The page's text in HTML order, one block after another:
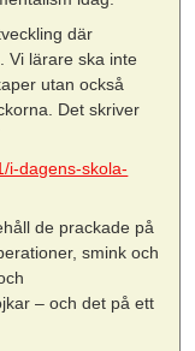
där
Vi lärare ska inte
utan också
Det skriver
i-dagens-skola-
de prackade på
smink och
– och det på ett